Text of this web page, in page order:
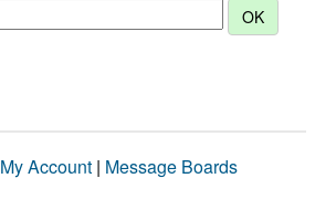
My Account | Message Boards